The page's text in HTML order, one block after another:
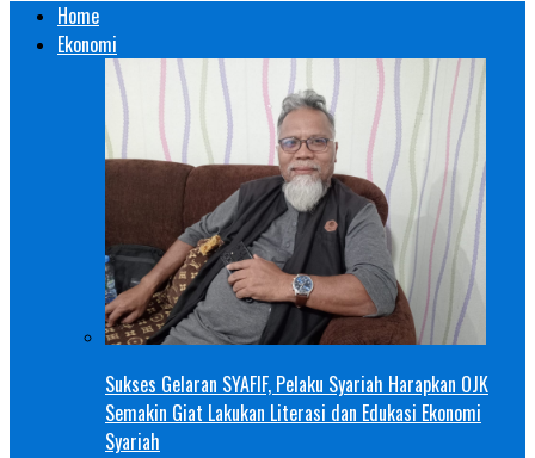
Home
Ekonomi
Sukses Gelaran SYAFIF, Pelaku Syariah Harapkan OJK
Semakin Giat Lakukan Literasi dan Edukasi Ekonomi
Syariah